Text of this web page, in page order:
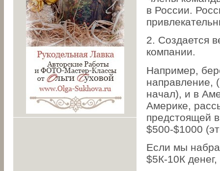
в России.
2. Создается
компании.
Например,
направление,
начал), и в
Америке,
предстоящей
$500-$1000
Если мы
$5К-10К